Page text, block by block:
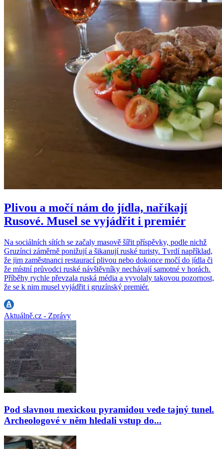
Plivou a močí nám do jídla, naříkají
Rusové. Musel se vyjádřit i premiér
Na sociálních sítích se začaly masově šířit příspěvky, podle nichž
Gruzínci záměrně ponižují a šikanují ruské turisty. Tvrdí například,
že jim zaměstnanci restaurací plivou nebo dokonce močí do jídla či
že místní průvodci ruské návštěvníky nechávají samotné v horách.
Příběhy rychle převzala ruská média a vyvolaly takovou pozornost,
že se k nim musel vyjádřit i gruzínský premiér.
Aktuálně.cz - Zprávy
Pod slavnou mexickou pyramidou vede tajný tunel.
Archeologové v něm hledali vstup do...